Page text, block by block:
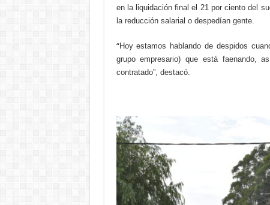
en la liquidación final el 21 por ciento del
la reducción salarial o despedían gente.
“Hoy estamos hablando de despidos
grupo empresario) que está faenando,
contratado”, destacó.